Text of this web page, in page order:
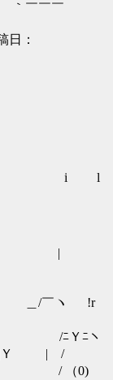
￣
日：
!
l
!r
ﾆＹﾆヽ
| /
（0)